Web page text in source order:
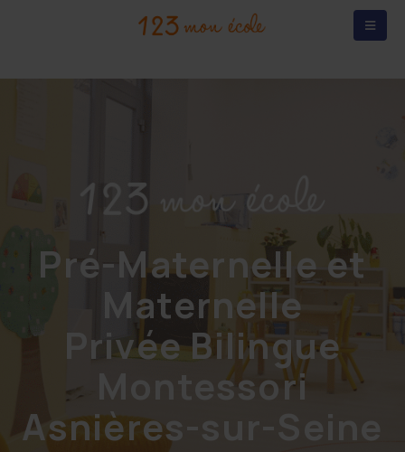
Pré-Maternelle et
Maternelle
Privée Bilingue
Montessori
Asnières-sur-Seine